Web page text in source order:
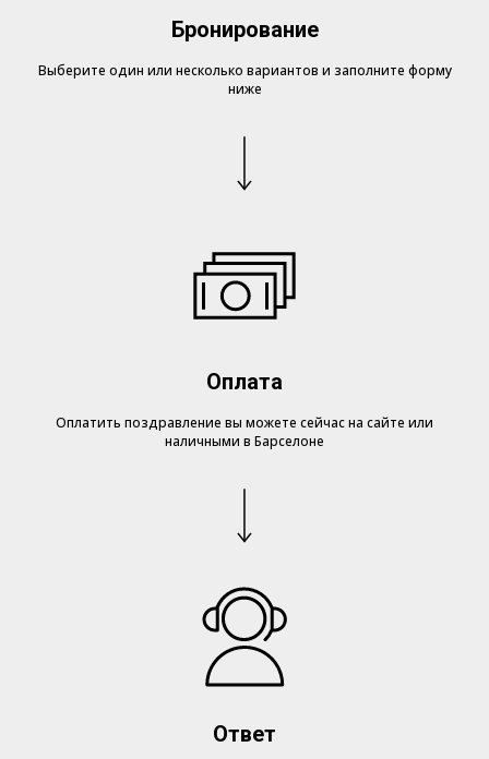
Бронирование
Выберите один или несколько вариантов и заполните форму
ниже
Оплата
Оплатить поздравление вы можете сейчас на сайте или
наличными в Барселоне
Ответ